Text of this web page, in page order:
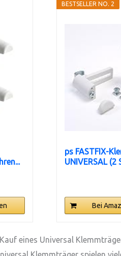
BESTSELLER NO. 2
ps FASTFIX-
UNIVERSAL (2
Bei
eines Universal